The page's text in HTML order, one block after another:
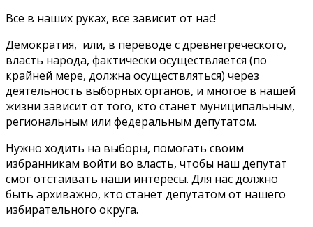
Все в наших руках, все зависит от нас!
Демократия, или, в переводе с древнегреческого,
власть народа, фактически осуществляется (по
крайней мере, должна осуществляться) через
деятельность выборных органов, и многое в нашей
жизни зависит от того, кто станет муниципальным,
региональным или федеральным депутатом.
Нужно ходить на выборы, помогать своим
избранникам войти во власть, чтобы наш депутат
смог отстаивать наши интересы. Для нас должно
быть архиважно, кто станет депутатом от нашего
избирательного округа.